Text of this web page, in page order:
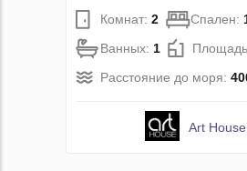
Комнат: 2 Спален:
Ванных: 1
Расстояние до моря:
Art House